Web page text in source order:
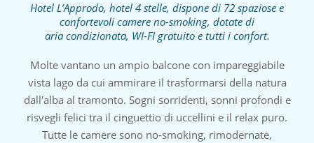
Hotel L’Approdo, hotel 4 stelle, dispone di 72 spaziose e
confortevoli camere no-smoking, dotate di
aria condizionata, WI-FI gratuito e tutti i confort.
Molte vantano un ampio balcone con impareggiabile
vista lago da cui ammirare il trasformarsi della natura
dall'alba al tramonto. Sogni sorridenti, sonni profondi e
risvegli felici tra il cinguettio di uccellini e il relax puro.
Tutte le camere sono no-smoking, rimodernate,